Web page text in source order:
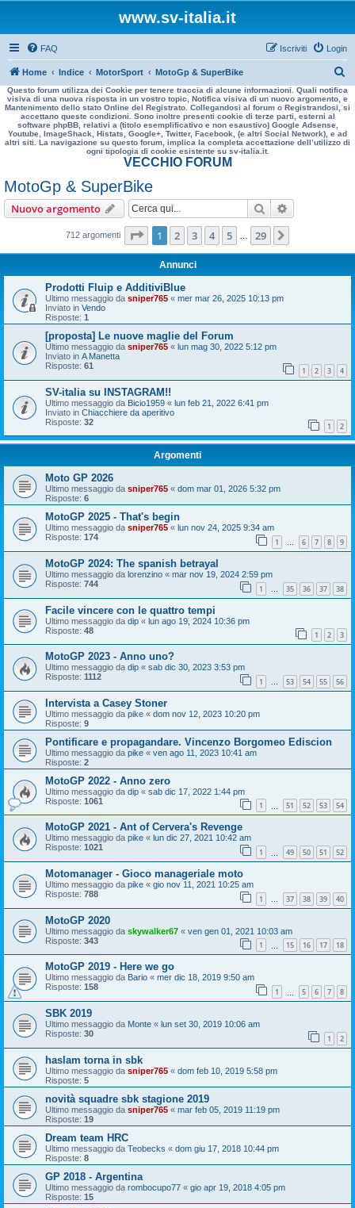
www.sv-italia.it
FAQ Login
Iscriviti
Home Indice MotorSport MotoGp & SuperBike
e
r
a
Questo forum utilizza dei Cookie per tenere traccia di alcune informazioni. Quali notifica
visiva di una nuova risposta in un vostro topic, Notifica visiva di un nuovo argomento, e
Mantenimento dello stato Online del Registrato. Collegandosi al forum o Registrandosi, si
accettano queste condizioni. Sono inoltre presenti cookie di terze parti, esterni al
software phpBB, relativi a (titolo esemplificativo e non esaustivo) Google Adsense,
Youtube, ImageShack, Histats, Google+, Twitter, Facebook, (e altri Social Network), e ad
altri siti. La navigazione su questo forum, implica la completa accettazione dell’utilizzo di
ogni tipologia di cookie esistente su sv-italia.it.
VECCHIO FORUM
MotoGp & SuperBike
Nuovo argomento Cerca
712 argomenti Pagina di 29
1 2 3 4 5 29
Annunci
Prodotti Fluip e AdditiviBlue
Ultimo messaggio da sniper765 « mer mar 26, 2025 10:13 pm
Inviato in Vendo
Risposte: 1
[proposta] Le nuove maglie del Forum
Ultimo messaggio da sniper765 « lun mag 30, 2022 5:12 pm
Inviato in A Manetta
Risposte: 61 1 2 3 4
SV-italia su INSTAGRAM!!
Ultimo messaggio da Bicio1959 « lun feb 21, 2022 6:41 pm
Inviato in Chiacchiere da aperitivo
Risposte: 32 1 2
Argomenti
Moto GP 2026
Ultimo messaggio da sniper765 « dom mar 01, 2026 5:32 pm
Risposte: 6
MotoGP 2025 - That's begin
Ultimo messaggio da sniper765 « lun nov 24, 2025 9:34 am
Risposte: 174 1 … 6 7 8 9
MotoGP 2024: The spanish betrayal
Ultimo messaggio da lorenzino « mar nov 19, 2024 2:59 pm
Risposte: 744 1 … 35 36 37 38
Facile vincere con le quattro tempi
Ultimo messaggio da dip « lun ago 19, 2024 10:36 pm
Risposte: 48 1 2 3
MotoGP 2023 - Anno uno?
Ultimo messaggio da dip « sab dic 30, 2023 3:53 pm
Risposte: 1112 1 … 53 54 55 56
Intervista a Casey Stoner
Ultimo messaggio da pike « dom nov 12, 2023 10:20 pm
Risposte: 9
Pontificare e propagandare. Vincenzo Borgomeo Ediscion
Ultimo messaggio da pike « ven ago 11, 2023 10:41 am
Risposte: 2
MotoGP 2022 - Anno zero
Ultimo messaggio da dip « sab dic 17, 2022 1:44 pm
Risposte: 1061 1 51 52 53 54
MotoGP 2021 - Ant of Cervera's Revenge
Ultimo messaggio da pike « lun dic 27, 2021 10:42 am
Risposte: 1021 1 49 50 51 52
Motomanager - Gioco manageriale moto
Ultimo messaggio da pike « gio nov 11, 2021 10:25 am
Risposte: 788 1 … 37 38 39 40
MotoGP 2020
Ultimo messaggio da skywalker67 « ven gen 01, 2021 10:03 am
Risposte: 343 1 15 16 17 18
MotoGP 2019 - Here we go
Ultimo messaggio da Bario « mer dic 18, 2019 9:50 am
Risposte: 158 1 5 6 7 8
SBK 2019
Ultimo messaggio da Monte « lun set 30, 2019 10:06 am
Risposte: 30 1 2
haslam torna in sbk
Ultimo messaggio da sniper765 « dom feb 10, 2019 5:58 pm
Risposte: 5
novità squadre sbk stagione 2019
Ultimo messaggio da sniper765 « mar feb 05, 2019 11:19 pm
Risposte: 19
Dream team HRC
Ultimo messaggio da Teobecks « dom giu 17, 2018 10:44 pm
Risposte: 8
GP 2018 - Argentina
Ultimo messaggio da rombocupo77 « gio apr 19, 2018 4:05 pm
Risposte: 15